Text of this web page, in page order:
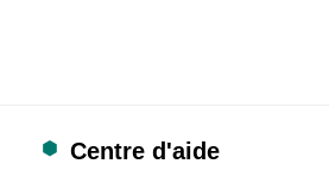
Centre d'aide